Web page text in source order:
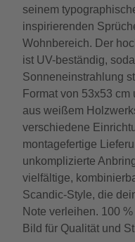
seinem
inspirierenden
Wohnbereich. Der
ist UV-beständig,
Sonneneinstrahlung
Format von 53x53
aus weißem
verschiedene
montagefertige
unkomplizierte
vielfältige,
Scandic-Style, die
Note verleihen. 100
Bild für Qualität und